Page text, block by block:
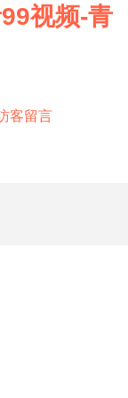
视频-青
客留言